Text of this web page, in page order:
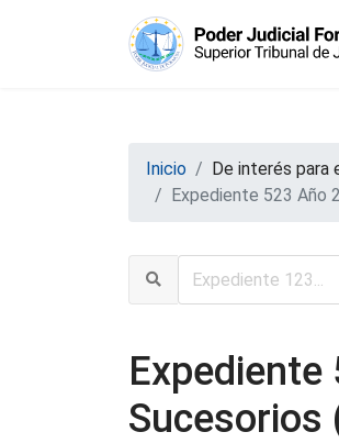
Inicio De interés para
Expediente 523 Año